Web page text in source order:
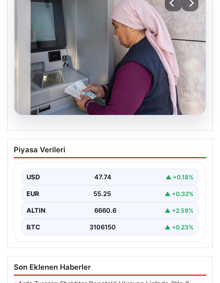
08.08.2026
Emekli maaşı ödemeleri ne zaman
yatacak? SGK, Bağ-Kur, Emekli Sandığı
Piyasa Verileri
USD 47.74 ▲ +0.18%
EUR 55.25 ▲ +0.32%
ALTIN 6660.6 ▲ +2.59%
BTC 3106150 ▲ +0.23%
Son Eklenen Haberler